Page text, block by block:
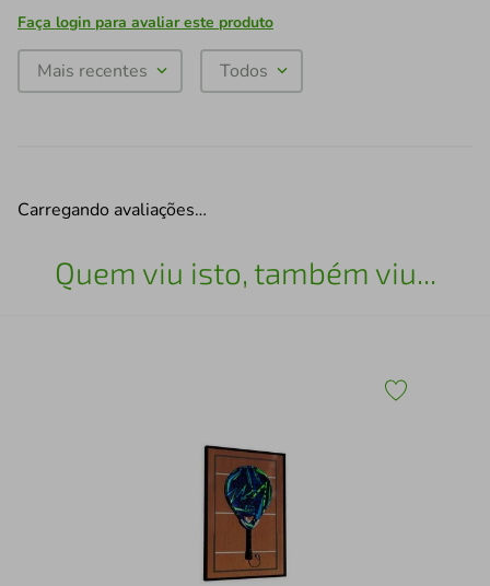
Faça login para avaliar este produto
Mais recentes Todos
Carregando avaliações…
Quem viu isto, também viu...